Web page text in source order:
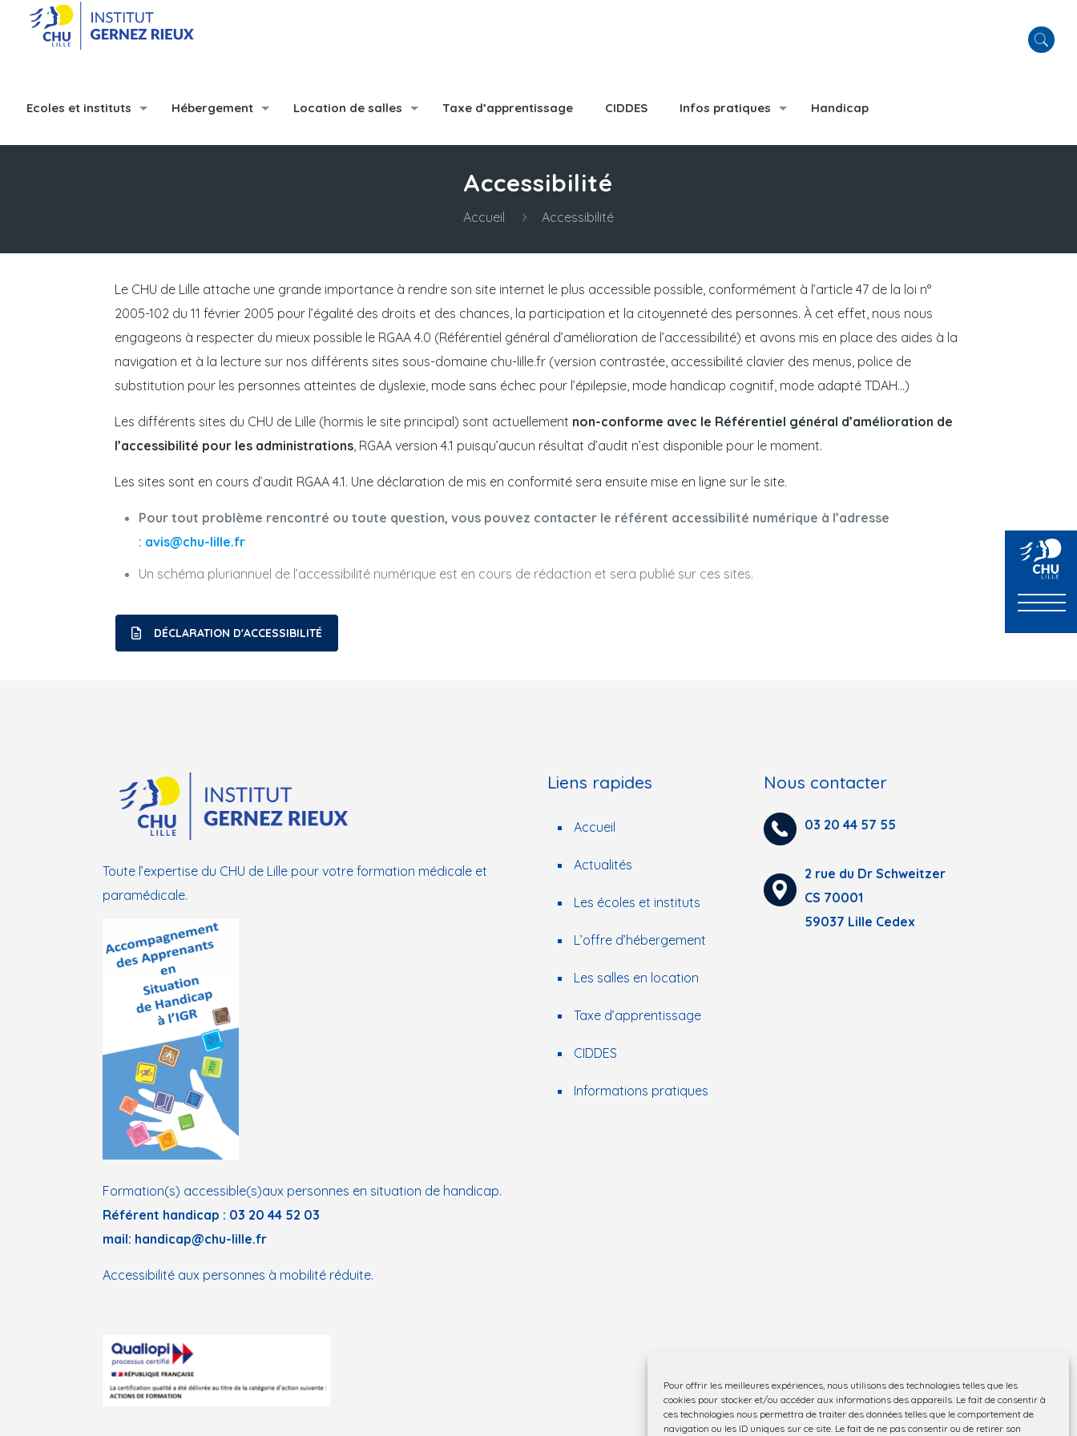
Pour offrir les meilleures expériences, nous utilisons des technologies telles que les
cookies pour stocker et/ou accéder aux informations des appareils. Le fait de consentir à
ces technologies nous permettra de traiter des données telles que le comportement de
navigation ou les ID uniques sur ce site. Le fait de ne pas consentir ou de retirer son
Ecoles et instituts Hébergement Location de salles Taxe d’apprentissage CIDDES Infos pratiques Handicap
Accessibilité
Accueil Accessibilité
Le CHU de Lille attache une grande importance à rendre son site internet le plus accessible possible, conformément à l’article 47 de la loi n°
2005-102 du 11 février 2005 pour l’égalité des droits et des chances, la participation et la citoyenneté des personnes. À cet effet, nous nous
engageons à respecter du mieux possible le RGAA 4.0 (Référentiel général d’amélioration de l’accessibilité) et avons mis en place des aides à la
navigation et à la lecture sur nos différents sites sous-domaine chu-lille.fr (version contrastée, accessibilité clavier des menus, police de
substitution pour les personnes atteintes de dyslexie, mode sans échec pour l’épilepsie, mode handicap cognitif, mode adapté TDAH…)
Les différents sites du CHU de Lille (hormis le site principal) sont actuellement non-conforme avec le Référentiel général d’amélioration de
l’accessibilité pour les administrations, RGAA version 4.1 puisqu’aucun résultat d’audit n’est disponible pour le moment.
Les sites sont en cours d’audit RGAA 4.1. Une déclaration de mis en conformité sera ensuite mise en ligne sur le site.
Pour tout problème rencontré ou toute question, vous pouvez contacter le référent accessibilité numérique à l’adresse
: avis@chu-lille.fr
Un schéma pluriannuel de l’accessibilité numérique est en cours de rédaction et sera publié sur ces sites.
DÉCLARATION D'ACCESSIBILITÉ
Toute l’expertise du CHU de Lille pour votre formation médicale et
paramédicale.
Formation(s) accessible(s)aux personnes en situation de handicap.
Référent handicap : 03 20 44 52 03
mail: handicap@chu-lille.fr
Accessibilité aux personnes à mobilité réduite.
Liens rapides
Accueil
Actualités
Les écoles et instituts
L’offre d’hébergement
Les salles en location
Taxe d’apprentissage
CIDDES
Informations pratiques
Nous contacter
03 20 44 57 55
2 rue du Dr Schweitzer
CS 70001
59037 Lille Cedex